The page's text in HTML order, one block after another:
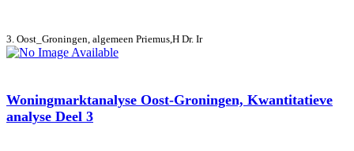
3. Oost_Groningen, algemeen Priemus,H Dr. Ir
Woningmarktanalyse Oost-Groningen, Kwantitatieve
analyse Deel 3